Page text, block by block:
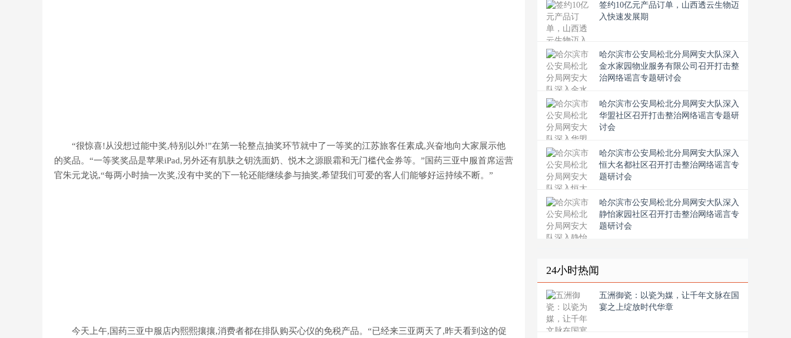
“很惊喜!从没想过能中奖,特别以外!”在第一轮整点抽奖环节就中了一等奖的江苏旅客任素成,兴奋地向大家展示他
的奖品。“一等奖奖品是苹果iPad,另外还有肌肤之钥洗面奶、悦木之源眼霜和无门槛代金券等。”国药三亚中服首席运营
官朱元龙说,“每两小时抽一次奖,没有中奖的下一轮还能继续参与抽奖,希望我们可爱的客人们能够好运持续不断。”
今天上午,国药三亚中服店内熙熙攘攘,消费者都在排队购买心仪的免税产品。“已经来三亚两天了,昨天看到这的促
签约10亿元产品订单，山西透云生物迈
入快速发展期
​哈尔滨市公安局松北分局网安大队深入
金水家园物业服务有限公司召开打击整
治网络谣言专题研讨会
​哈尔滨市公安局松北分局网安大队深入
华盟社区召开打击整治网络谣言专题研
讨会
​哈尔滨市公安局松北分局网安大队深入
恒大名都社区召开打击整治网络谣言专
题研讨会
​哈尔滨市公安局松北分局网安大队深入
静怡家园社区召开打击整治网络谣言专
题研讨会
24小时热闻
五洲御瓷：以瓷为媒，让千年文脉在国
宴之上绽放时代华章